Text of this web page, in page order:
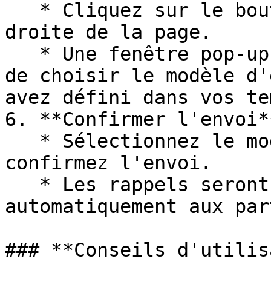
droite de la page.
de choisir le modèle
avez défini dans vos
6. **Confirmer
confirmez l'envoi.
automatiquement aux
### **Conseils